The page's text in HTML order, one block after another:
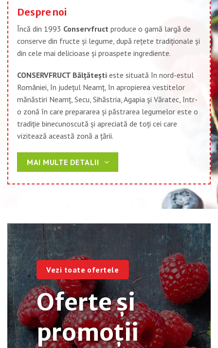
Despre noi
Încă din 1993 Conservfruct produce o gamă largă de
conserve din fructe şi legume, după reţete tradiţionale şi
din cele mai delicioase şi proaspete ingrediente.
CONSERVFRUCT Bălţăteşti este situată în nord-estul
României, în judeţul Neamţ, în apropierea vestitelor
mănăstiri Neamţ, Secu, Sihăstria, Agapia şi Văratec, într-
o zonă în care prepararea şi păstrarea legumelor este o
tradiţie binecunoscută şi apreciată de toţi cei care
vizitează această zonă a ţării.
MAI MULTE DETALII
Vezi toate ofertele
Oferte și
promoții